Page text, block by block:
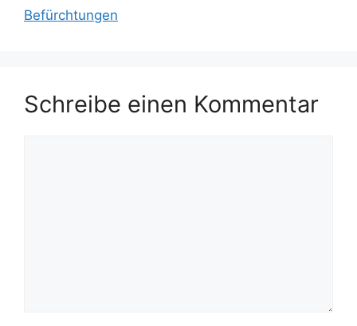
Befürchtungen
Schreibe einen Kommentar